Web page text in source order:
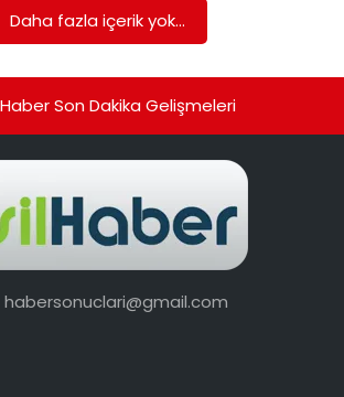
Daha fazla içerik yok...
Son Dakika Gelişmeleri
habersonuclari@gmail.com